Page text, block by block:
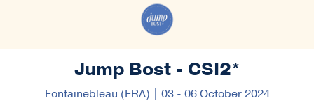
Jump Bost - CSI2*
Fontainebleau (FRA) | 03 - 06 October 2024